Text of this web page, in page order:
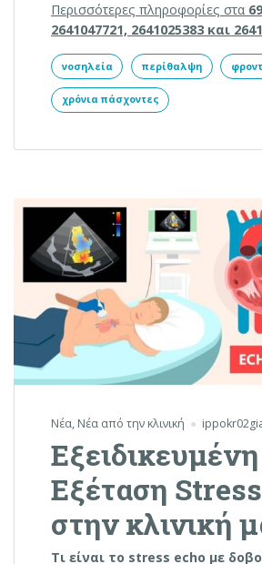
Περισσότερες πληροφορίες στα
2641047721, 2641025383 και
νοσηλεία περίθαλψη
χρόνια πάσχοντες
Νέα, Νέα από την κλινική
Εξειδικευμένη
Εξέταση
στην κλινική
Τι είναι το stress echo με